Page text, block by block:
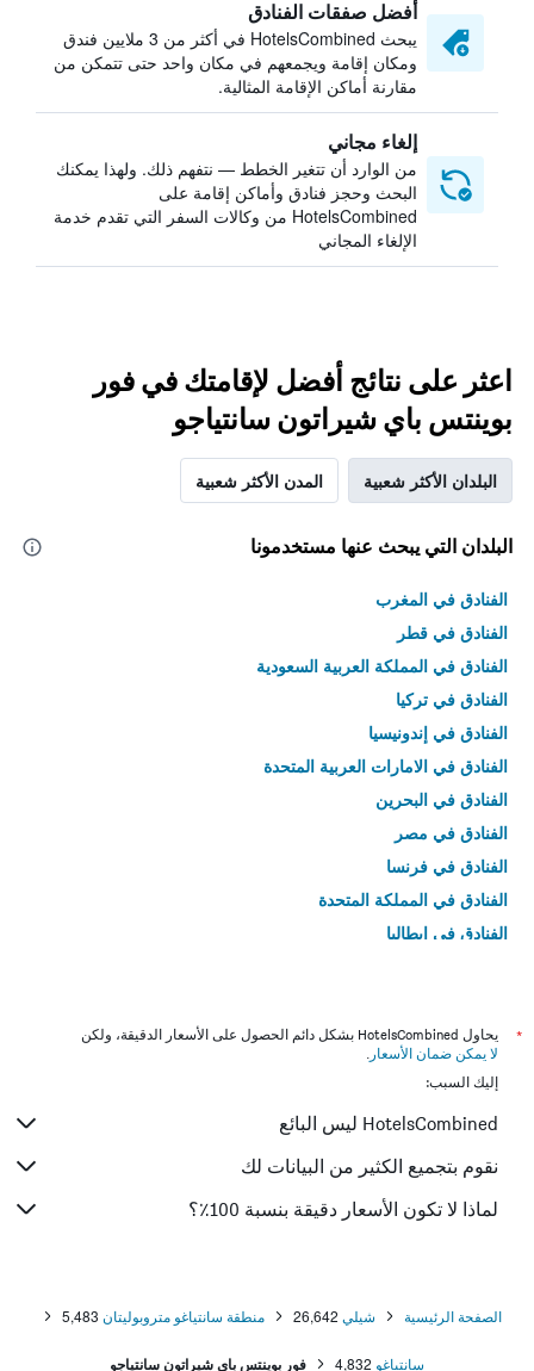
أفضل صفقات الفنادق
يبحث HotelsCombined في أكثر من 3 ملايين فندق
ومكان إقامة ويجمعهم في مكان واحد حتى تتمكن من
مقارنة أماكن الإقامة المثالية.
إلغاء مجاني
من الوارد أن تتغير الخطط — نتفهم ذلك. ولهذا يمكنك
البحث وحجز فنادق وأماكن إقامة على
HotelsCombined من وكالات السفر التي تقدم خدمة
الإلغاء المجاني
اعثر على نتائج أفضل لإقامتك في فور
بوينتس باي شيراتون سانتياجو
البلدان الأكثر شعبية المدن الأكثر شعبية
البلدان التي يبحث عنها مستخدمونا
الفنادق في المغرب
الفنادق في قطر
الفنادق في المملكة العربية السعودية
الفنادق في تركيا
الفنادق في إندونيسيا
الفنادق في الامارات العربية المتحدة
الفنادق في البحرين
الفنادق في مصر
الفنادق في فرنسا
الفنادق في المملكة المتحدة
الفنادق في إيطاليا
*
يحاول HotelsCombined بشكل دائم الحصول على الأسعار الدقيقة، ولكن
لا يمكن ضمان الأسعار .
إليك السبب:
HotelsCombined ليس البائع
نقوم بتجميع الكثير من البيانات لك
لماذا لا تكون الأسعار دقيقة بنسبة 100٪؟
الصفحة الرئيسية شيلي 26,642 منطقة سانتياغو متروبوليتان 5,483
سانتياغو 4,832 فور بوينتس باي شيراتون سانتياجو